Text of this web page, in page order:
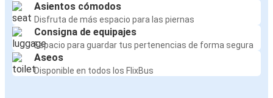
Asientos cómodos
Disfruta de más espacio para las piernas
Consigna de equipajes
Espacio para guardar tus pertenencias de forma segura
Aseos
Disponible en todos los FlixBus